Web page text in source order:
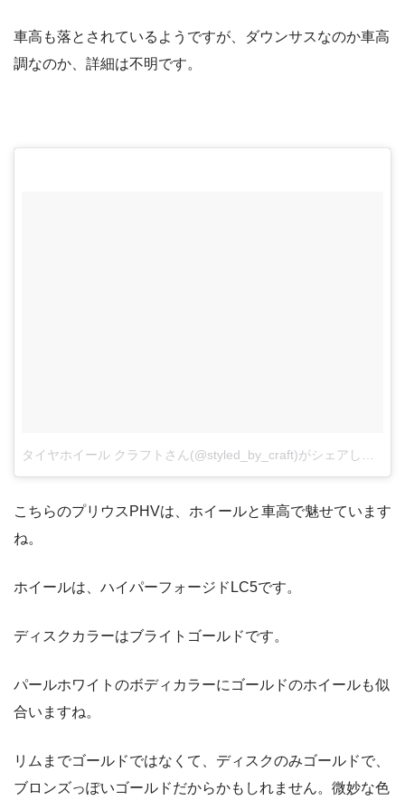
車高も落とされているようですが、ダウンサスなのか車高
調なのか、詳細は不明です。
こちらのプリウスPHVは、ホイールと車高で魅せています
ね。
ホイールは、ハイパーフォージドLC5です。
ディスクカラーはブライトゴールドです。
パールホワイトのボディカラーにゴールドのホイールも似
合いますね。
リムまでゴールドではなくて、ディスクのみゴールドで、
ブロンズっぽいゴールドだからかもしれません。微妙な色